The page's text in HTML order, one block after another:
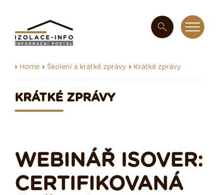
› Home › Školení a krátké zprávy › Krátké zprávy
KRÁTKÉ ZPRÁVY
WEBINÁŘ ISOVER:
CERTIFIKOVANÁ